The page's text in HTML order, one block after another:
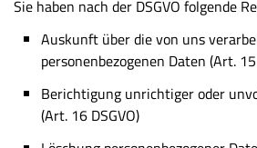
Sie haben nach der DSGVO folgende
Auskunft über die von uns
personenbezogenen Daten (Art. 15
Berichtigung unrichtiger oder
(Art. 16 DSGVO)